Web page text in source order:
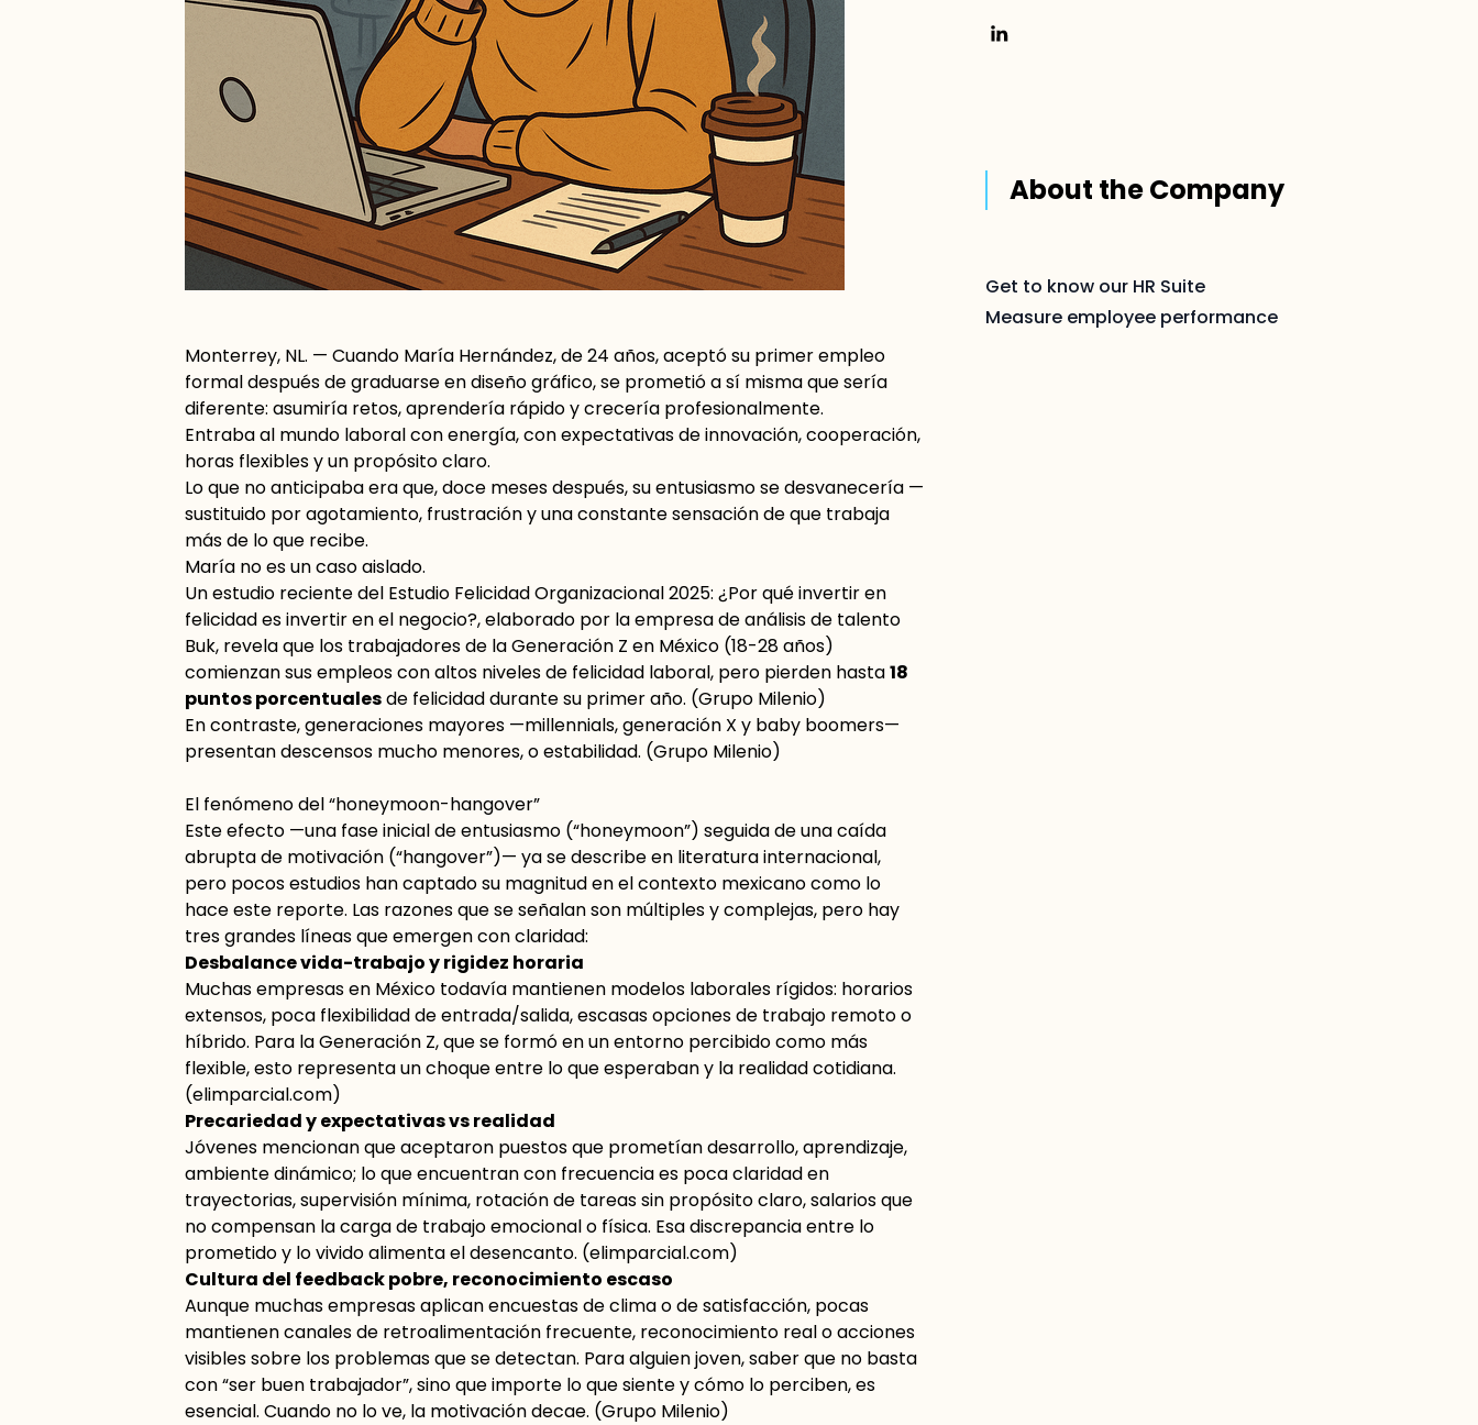
Monterrey, NL. — Cuando María Hernández, de 24 años, aceptó su primer empleo
formal después de graduarse en diseño gráfico, se prometió a sí misma que sería
diferente: asumiría retos, aprendería rápido y crecería profesionalmente.
Entraba al mundo laboral con energía, con expectativas de innovación, cooperación,
horas flexibles y un propósito claro.
Lo que no anticipaba era que, doce meses después, su entusiasmo se desvanecería —
sustituido por agotamiento, frustración y una constante sensación de que trabaja
más de lo que recibe.
María no es un caso aislado.
Un estudio reciente del Estudio Felicidad Organizacional 2025: ¿Por qué invertir en
felicidad es invertir en el negocio?, elaborado por la empresa de análisis de talento
Buk, revela que los trabajadores de la Generación Z en México (18-28 años)
comienzan sus empleos con altos niveles de felicidad laboral, pero pierden hasta18
puntos porcentualesde felicidad durante su primer año. (Grupo Milenio)
En contraste, generaciones mayores —millennials, generación X y baby boomers—
presentan descensos mucho menores, o estabilidad. (Grupo Milenio)
El fenómeno del “honeymoon-hangover”
Este efecto —una fase inicial de entusiasmo (“honeymoon”) seguida de una caída
abrupta de motivación (“hangover”)— ya se describe en literatura internacional,
pero pocos estudios han captado su magnitud en el contexto mexicano como lo
hace este reporte. Las razones que se señalan son múltiples y complejas, pero hay
tres grandes líneas que emergen con claridad:
Desbalance vida-trabajo y rigidez horaria
Muchas empresas en México todavía mantienen modelos laborales rígidos: horarios
extensos, poca flexibilidad de entrada/salida, escasas opciones de trabajo remoto o
híbrido. Para la Generación Z, que se formó en un entorno percibido como más
flexible, esto representa un choque entre lo que esperaban y la realidad cotidiana.
(elimparcial.com)
Precariedad y expectativas vs realidad
Jóvenes mencionan que aceptaron puestos que prometían desarrollo, aprendizaje,
ambiente dinámico; lo que encuentran con frecuencia es poca claridad en
trayectorias, supervisión mínima, rotación de tareas sin propósito claro, salarios que
no compensan la carga de trabajo emocional o física. Esa discrepancia entre lo
prometido y lo vivido alimenta el desencanto. (elimparcial.com)
Cultura del feedback pobre, reconocimiento escaso
Aunque muchas empresas aplican encuestas de clima o de satisfacción, pocas
mantienen canales de retroalimentación frecuente, reconocimiento real o acciones
visibles sobre los problemas que se detectan. Para alguien joven, saber que no basta
con “ser buen trabajador”, sino que importe lo que siente y cómo lo perciben, es
esencial. Cuando no lo ve, la motivación decae. (Grupo Milenio)
About the Company
Get to know our HR Suite
Measure employee performance